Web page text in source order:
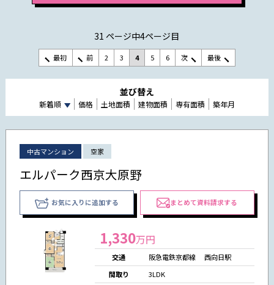
31 ページ中4ページ目
最初 前 2 3 4 5 6 次 最後
並び替え
新着順 価格 土地面積 建物面積 専有面積 築年月
中古マンション 空家
エルパーク西京大原野
お気に入りに追加する まとめて資料請求する
1,330万円
交通
阪急電鉄京都線 西向日駅
間取り
3LDK